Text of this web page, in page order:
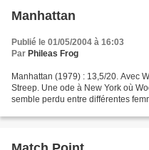
Manhattan
Publié le 01/05/2004 à 16:03
Par Phileas Frog
Manhattan (1979) : 13,5/20. Avec
Streep. Une ode à New York où
semble perdu entre différentes